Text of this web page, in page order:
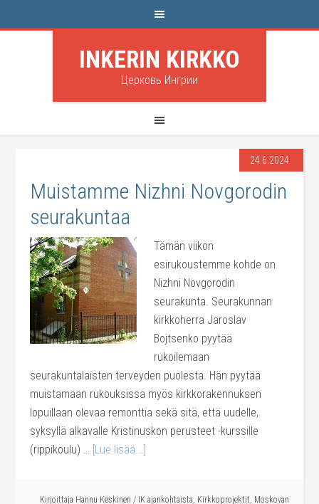
INKERIN KIRKKO
Церковь Ингрии
24.6.2024
Muistamme Nizhni Novgorodin
seurakuntaa
Tämän viikon
esirukoustemme kohde on
Nizhni Novgorodin
seurakunta. Seurakunnan
kirkkoherra Jaroslav
Bojtsenko pyytää
rukoilemaan
seurakuntalaisten terveyden puolesta. Hän pyytää
muistamaan rukouksissa myös kirkkorakennuksen
lopuillaan olevaa remonttia sekä sitä, että uudelle,
syksyllä alkavalle Kristinuskon perusteet -kurssille
(rippikoulu) … [Lue lisää...]
Kirjoittaja Hannu Keskinen / IK ajankohtaista, Kirkkoprojektit, Moskovan